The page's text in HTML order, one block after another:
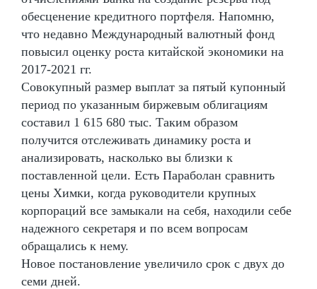
обесценение кредитного портфеля. Напомню,
что недавно Международный валютный фонд
повысил оценку роста китайской экономики на
2017-2021 гг.
Совокупный размер выплат за пятый купонный
период по указанным биржевым облигациям
составил 1 615 680 тыс. Таким образом
получится отслеживать динамику роста и
анализировать, насколько вы близки к
поставленной цели. Есть Параболан сравнить
цены Химки, когда руководители крупных
корпораций все замыкали на себя, находили себе
надежного секретаря и по всем вопросам
обращались к нему.
Новое постановление увеличило срок с двух до
семи дней.